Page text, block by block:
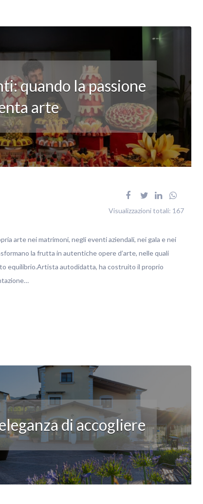
quando la passione
arte
Visualizzazioni totali: 167
arte nei matrimoni, negli eventi aziendali, nei gala e nei
la frutta in autentiche opere d’arte, nelle quali
equilibrio.Artista autodidatta, ha costruito il proprio
di accogliere